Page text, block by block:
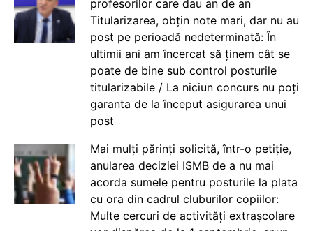
profesorilor care dau an de an
Titularizarea, obțin note mari, dar nu au
post pe perioadă nedeterminată: În
ultimii ani am încercat să ținem cât se
poate de bine sub control posturile
titularizabile / La niciun concurs nu poți
garanta de la început asigurarea unui
post
Mai mulți părinți solicită, într-o petiție,
anularea deciziei ISMB de a nu mai
acorda sumele pentru posturile la plata
cu ora din cadrul cluburilor copiilor:
Multe cercuri de activități extrașcolare